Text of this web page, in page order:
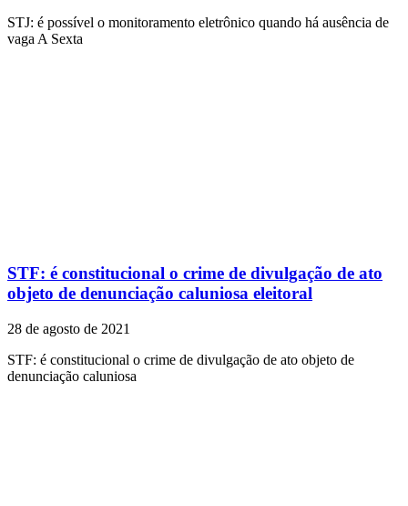
STJ: é possível o monitoramento eletrônico quando há ausência de
vaga A Sexta
STF: é constitucional o crime de divulgação de ato
objeto de denunciação caluniosa eleitoral
28 de agosto de 2021
STF: é constitucional o crime de divulgação de ato objeto de
denunciação caluniosa